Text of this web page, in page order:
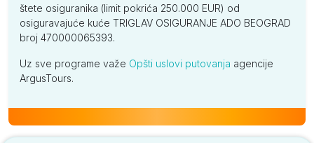
štete osiguranika (limit pokrića 250.000 EUR) od
osiguravajuće kuće TRIGLAV OSIGURANJE ADO BEOGRAD
broj 470000065393.
Uz sve programe važe Opšti uslovi putovanja agencije
ArgusTours.